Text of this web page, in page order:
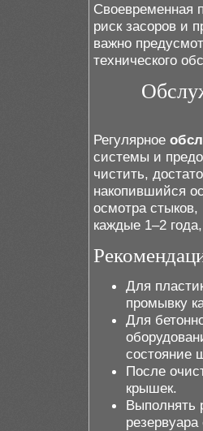
Своевременная
риск засоров и
важно
технического
Регулярное
системы и
чистить,
накопившийся
осмотра
каждые 1–2
Для
промывку
Для
состояние
После
крышек.
Выполнять